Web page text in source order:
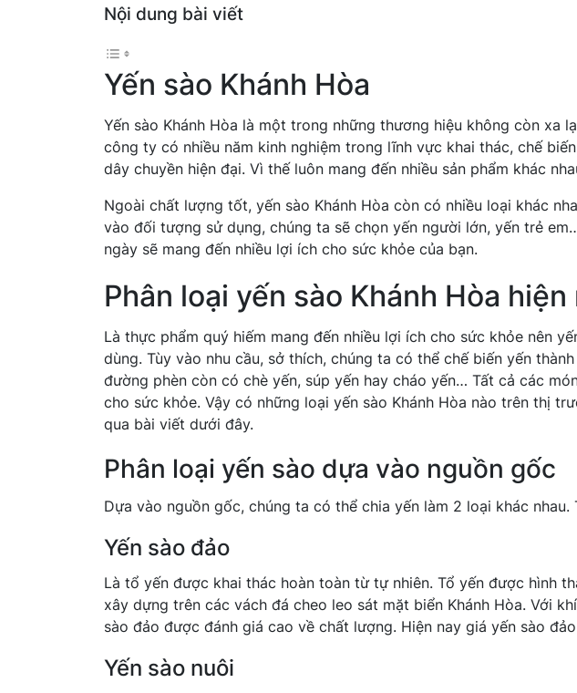
Nội dung bài viết
Yến sào Khánh Hòa
Yến sào Khánh Hòa là một trong những thương hiệu không còn xa
công ty có nhiều năm kinh nghiệm trong lĩnh vực khai thác, chế
dây chuyền hiện đại. Vì thế luôn mang đến nhiều sản phẩm khác
Ngoài chất lượng tốt, yến sào Khánh Hòa còn có nhiều loại khác
vào đối tượng sử dụng, chúng ta sẽ chọn yến người lớn, yến trẻ
ngày sẽ mang đến nhiều lợi ích cho sức khỏe của bạn.
Phân loại yến sào Khánh Hòa
Là thực phẩm quý hiếm mang đến nhiều lợi ích cho sức khỏe nên
dùng. Tùy vào nhu cầu, sở thích, chúng ta có thể chế biến yến
đường phèn còn có chè yến, súp yến hay cháo yến… Tất cả các
cho sức khỏe. Vậy có những loại yến sào Khánh Hòa nào trên thị
qua bài viết dưới đây.
Phân loại yến sào dựa vào nguồn gốc
Dựa vào nguồn gốc, chúng ta có thể chia yến làm 2 loại khác
Yến sào đảo
Là tổ yến được khai thác hoàn toàn từ tự nhiên. Tổ yến được hình
xây dựng trên các vách đá cheo leo sát mặt biển Khánh Hòa. Với
sào đảo được đánh giá cao về chất lượng. Hiện nay giá yến sào
Yến sào nuôi